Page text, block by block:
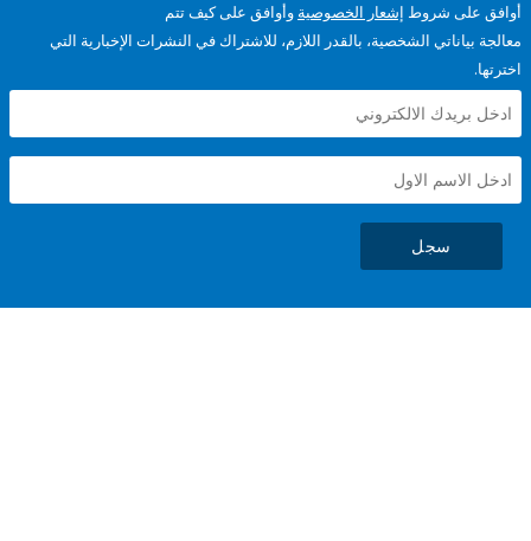
شروطإشعار الخصوصيةوأوافق على كيف تتم
الشخصية، بالقدر اللازم، للاشتراك في النشرات الإخبارية التي